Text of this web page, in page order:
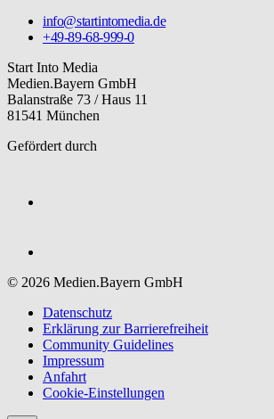
info@startintomedia.de
+49-89-68-999-0
Start Into Media
Medien.Bayern GmbH
Balanstraße 73 / Haus 11
81541 München
Gefördert durch
© 2026 Medien.Bayern GmbH
Datenschutz
Erklärung zur Barriere­freiheit
Community Guidelines
Impressum
Anfahrt
Cookie-Einstellungen